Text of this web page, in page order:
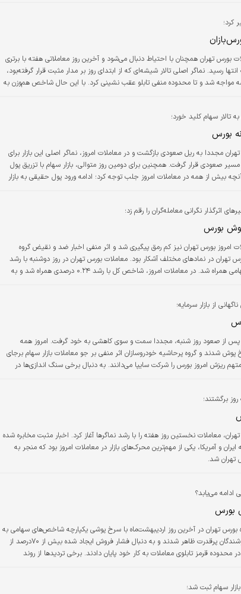
کرد؛
بورس تهران همچنان با احتیاط دنبال می‌شود و آخرین روز معاملاتی هفته با برتری
کوچکترهای بورسی به انتها رسید. نماگر اصلی تالار شیشه‌ای که از ابتدای روز بر مدار مثبت قرار گرفته‌بود،
مواجه شد و تا محدوده منفی تابلو عقب نشینی کرد. با این حال شاخص هم‌وزن به
تالار سهام کلید خورد؛
بورس
مجددا به ریل صعودی بازگشت و در معاملات امروز، نماگر اصلی این بازار برای
صعودی قرار گرفت. همچنین برای دومین روز متوالی، بازار سهام با تزریق پول
بیش از همه در معاملات امروز جلب توجه کرد؛ ادامه ورود پول حقیقی به بازار
اثرگذار نگرانی معامله‌گران را رقم زد؛
بورس
امروز بورس تهران نیز کم ­رمق پیگیری شد و اثر منفی اخبار ضد و نقیض گروه
تهران در نمادهای مختلف آشکار بود. معاملات بورس تهران در روز دوشنبه با رشد
اندک شاخص‌های سهامی همراه شد. در معاملات امروز، شاخص کل با رشد ۰.۲۴ درصدی همراه شد و به
از بازار سرمایه؛
پس از صعود روز شنبه، مجددا سمت و سوی کاهشی به خود گرفت. امروز همه
نماگرهای سهامی سرخ پوش شدند و گروه پرحاشیه خودروسازان اثر منفی بر جو معاملات بازار سهام برجای
ریزش امروز بورس را شرکت سایپا می‌دانند. به دنبال برخی سنگ اندازی‌ها در
عملکرد…
برگشتند؛
معاملات نخستین روز هفته را با رشد نماگرها آغاز کرد. اخبار مثبت مخابره شده
ایران و آمریکا، یکی از مهم‌ترین محرک‌های بازار در معاملات امروز بود که منجر به
ادامه می‌یابد؟
بورس
بورس تهران در آخرین روز اردیبهشت‌ماه با سرخ پوشی یکپارچه شاخص‌های سهامی به
پایان رسید. امروز فروشندگان پرقدرت ظاهر شدند و به دنبال فشار فروش ایجاد شده بیش از ۷۰درصد از
در محدوده قرمز تابلوی معاملات به کار خود پایان دادند. برخی تردیدها از روند
سهام ثبت شد؛